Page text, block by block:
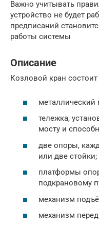
Важно учитывать
устройство не будет
предписаний
работы системы
Описание
Козловой кран
металлический
тележка,
мосту и
две опоры,
или две стойки;
платформы
подкрановому
механизм
механизм